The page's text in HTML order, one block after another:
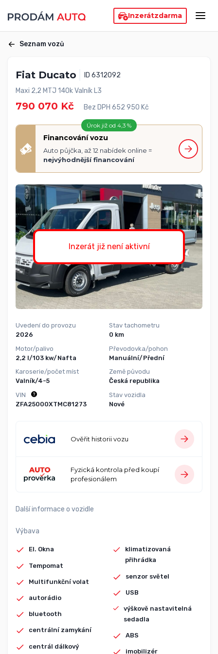
Inzerátzdarma
Seznam vozů
Fiat Ducato
ID 6312092
Maxi 2,2 MTJ 140k Valník L3
790 070 Kč Bez DPH 652 950 Kč
Úrok již od 4,3 %
Financování vozu
Auto půjčka, až 12 nabídek online =
nejvýhodnější financování
Inzerát již není aktivní
Uvedení do provozu
2026
Motor/palivo
2,2 l/103 kw/Nafta
Karoserie/počet míst
Valník/4-5
Stav tachometru
0 km
Převodovka/pohon
Manuální/Přední
Země původu
Česká republika
VIN
ZFA25000XTMC81273
Stav vozidla
Nové
Ověřit historii vozu
Fyzická kontrola před koupí
profesionálem
Další informace o vozidle
Výbava
El. Okna
Tempomat
Multifunkční volat
autorádio
bluetooth
centrální zamykání
centrál dálkový
klimatizovaná
přihrádka
senzor světel
USB
výškově nastavitelná
sedadla
ABS
imobilizér